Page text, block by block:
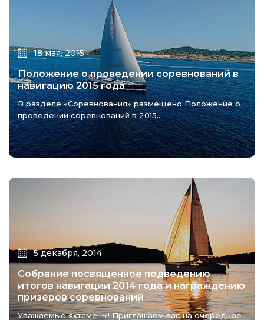
18 мая, 2015
Положение о проведении соревнований в
навигацию 2015 года
В разделе «Соревнования» размещено Положение о
проведении соревнований в 2015...
5 декабря, 2014
Собрание посвященное подведению
итогов навигации 2014 года и награждению
призеров соревнований
Уважаемые яхтсмены! Приглашаем вас на очередное